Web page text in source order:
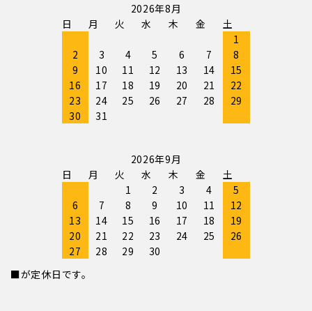
2026年8月
日
月 火 水 木 金
土
1
2
3 4 5 6 7
8
9
10 11 12 13 14
15
16
17 18 19 20 21
22
23
24 25 26 27 28
29
30
31
2026年9月
日
月 火 水 木 金
土
1
2 3 4
5
6
7 8 9 10 11
12
13
14 15 16 17 18
19
20
21 22 23 24 25
26
27
28 29
30
■が定休日です。